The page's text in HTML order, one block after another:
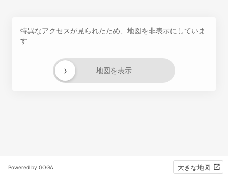
特異なアクセスが見られたため、地図を非表示にしていま
す
地図を表示
›
Powered by GOGA 大きな地図